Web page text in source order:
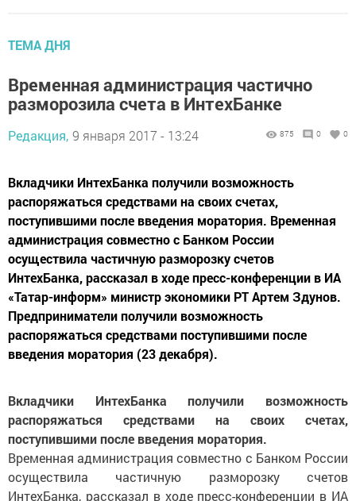
ТЕМА ДНЯ
Временная администрация частично
разморозила счета в ИнтехБанке
Редакция, 9 января 2017 - 13:24 875 0 0
Вкладчики ИнтехБанка получили возможность
распоряжаться средствами на своих счетах,
поступившими после введения моратория. Временная
администрация совместно с Банком России
осуществила частичную разморозку счетов
ИнтехБанка, рассказал в ходе пресс-конференции в ИА
«Татар-информ» министр экономики РТ Артем Здунов.
Предприниматели получили возможность
распоряжаться средствами поступившими после
введения моратория (23 декабря).
Вкладчики ИнтехБанка получили возможность
распоряжаться средствами на своих счетах,
поступившими после введения моратория.
Временная администрация совместно с Банком России
осуществила частичную разморозку счетов
ИнтехБанка, рассказал в ходе пресс-конференции в ИА